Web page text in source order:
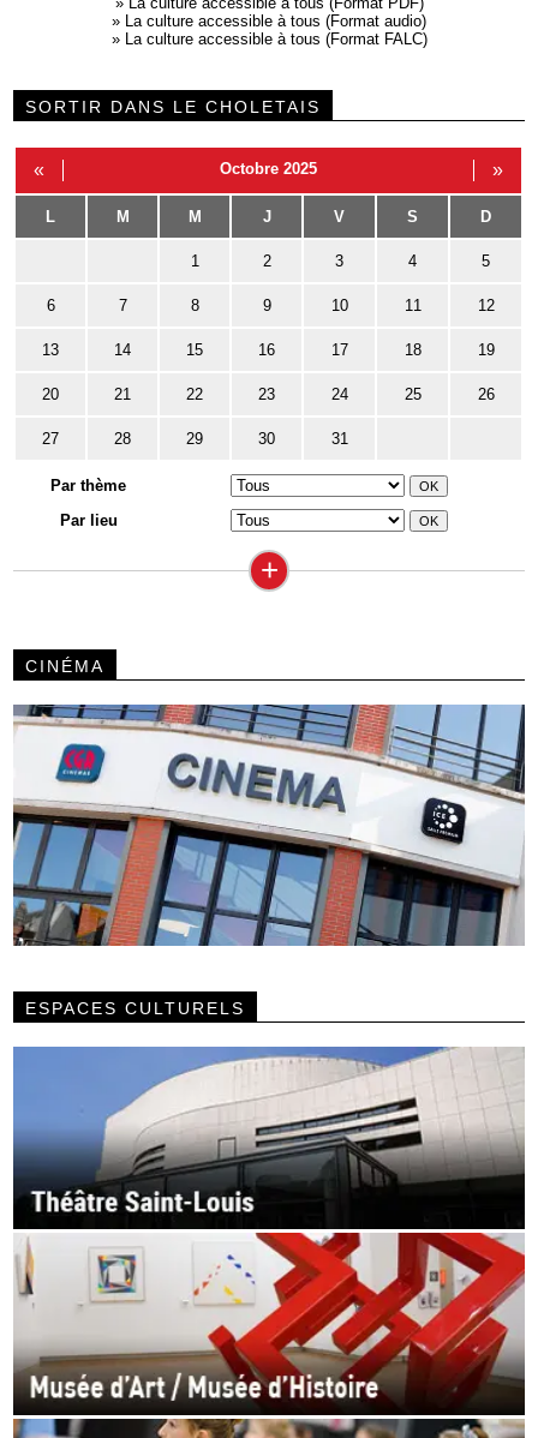
»
La culture accessible à tous (Format audio)
»
La culture accessible à tous (Format FALC)
SORTIR DANS LE CHOLETAIS
« Octobre 2025 »
L M M J V S D
1 2 3 4 5
6 7 8 9 10 11 12
13 14 15 16 17 18 19
20 21 22 23 24 25 26
27 28 29 30 31
Par thème
Par lieu
+
CINÉMA
ESPACES CULTURELS